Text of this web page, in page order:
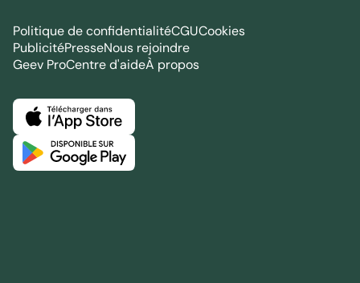
Politique de confidentialitéCGUCookies
PublicitéPresseNous rejoindre
Geev ProCentre d'aideÀ propos